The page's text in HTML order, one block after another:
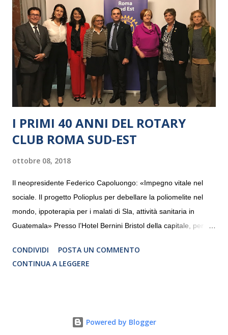
I PRIMI 40 ANNI DEL ROTARY
CLUB ROMA SUD-EST
ottobre 08, 2018
Il neopresidente Federico Capoluongo: «Impegno vitale nel
sociale. Il progetto Polioplus per debellare la poliomelite nel
mondo, ippoterapia per i malati di Sla, attività sanitaria in
Guatemala» Presso l’Hotel Bernini Bristol della capitale, per la
programmazione del Rotary Club Roma Sud-Est che festeggia
i quaranta anni di attività. Un’occasione per raccontare al
riguardano sia il territorio che le missioni all’estero in paesi in
CONDIVIDI
POSTA UN COMMENTO
CONTINUA A LEGGERE
Powered by Blogger